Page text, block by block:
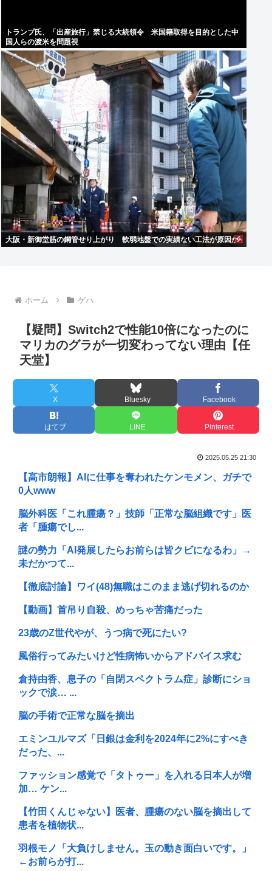
トランプ氏、「出産旅行」禁じる大統領令 米国籍取得を目的とした中
国人らの渡米を問題視
大阪・新御堂筋の鋼管せり上がり 軟弱地盤での実績ない工法が原因か
ホーム ゲハ
【疑問】Switch2で性能10倍になったのに
マリカのグラが一切変わってない理由【任
天堂】
X Bluesky Facebook
はてブ LINE Pinterest
2025.05.25 21:30
【高市朗報】AIに仕事を奪われたケンモメン、ガチで
0人www
脳外科医「これ腫瘍？」技師「正常な脳組織です」医
者「腫瘍でし...
謎の勢力「AI発展したらお前らは皆クビになるわ」→
未だかつて...
【徹底討論】ワイ(48)無職はこのまま逃げ切れるのか
【動画】首吊り自殺、めっちゃ苦痛だった
23歳のZ世代やが、うつ病で死にたい?
風俗行ってみたいけど性病怖いからアドバイス求む
倉持由香、息子の「自閉スペクトラム症」診断にショ
ックで涙… ...
脳の手術で正常な脳を摘出
エミンユルマズ「日銀は金利を2024年に2%にすべき
だった、...
ファッション感覚で「タトゥー」を入れる日本人が増
加… ケン...
【竹田くんじゃない】医者、腫瘍のない脳を摘出して
患者を植物状...
羽根モノ「大負けしません。玉の動き面白いです。」
←お前らが打...